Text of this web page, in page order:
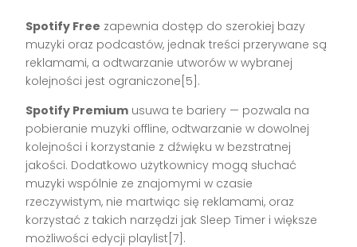
Spotify Free zapewnia dostęp do szerokiej bazy
muzyki oraz podcastów, jednak treści przerywane są
reklamami, a odtwarzanie utworów w wybranej
kolejności jest ograniczone[5].
Spotify Premium usuwa te bariery — pozwala na
pobieranie muzyki offline, odtwarzanie w dowolnej
kolejności i korzystanie z dźwięku w bezstratnej
jakości. Dodatkowo użytkownicy mogą słuchać
muzyki wspólnie ze znajomymi w czasie
rzeczywistym, nie martwiąc się reklamami, oraz
korzystać z takich narzędzi jak Sleep Timer i większe
możliwości edycji playlist[7].